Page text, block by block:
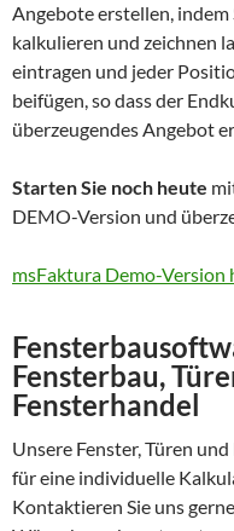
Angebote erstellen,
kalkulieren und zeichnen
eintragen und jeder
beifügen, so dass der
überzeugendes Angebot
Starten Sie noch heute
DEMO-Version und
msFaktura Demo-Version
Fensterbau,
Fensterhandel
Unsere Fenster, Türen
für eine individuelle
Kontaktieren Sie uns